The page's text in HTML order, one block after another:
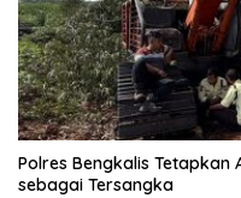
Polres Bengkalis Tetapkan
sebagai Tersangka